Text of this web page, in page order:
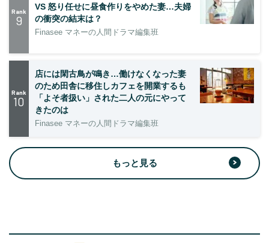
Rank
9
VS 怒り任せに昼食作りをやめた妻…夫婦
の衝突の結末は？
Finasee マネーの人間ドラマ編集班
Rank
10
店には閑古鳥が鳴き…働けなくなった妻
のため田舎に移住しカフェを開業するも
「よそ者扱い」された二人の元にやって
きたのは
Finasee マネーの人間ドラマ編集班
もっと見る